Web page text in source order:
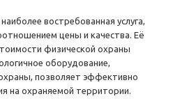
востребованная услуга,
цены и качества. Её
физической охраны
оборудование,
позволяет эффективно
на охраняемой территории.